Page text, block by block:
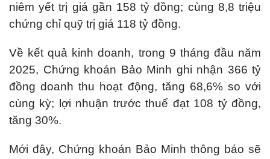
niêm yết trị giá gần 158 tỷ đồng; cùng 8,8 triệu
chứng chỉ quỹ trị giá 118 tỷ đồng.
Về kết quả kinh doanh, trong 9 tháng đầu năm
2025, Chứng khoán Bảo Minh ghi nhận 366 tỷ
đồng doanh thu hoạt động, tăng 68,6% so với
cùng kỳ; lợi nhuận trước thuế đạt 108 tỷ đồng,
tăng 30%.
Mới đây, Chứng khoán Bảo Minh thông báo sẽ